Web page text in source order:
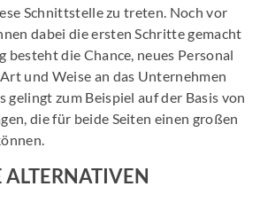
Schnittstelle zu treten. Noch vor
dabei die ersten Schritte gemacht
besteht die Chance, neues Personal
und Weise an das Unternehmen
gelingt zum Beispiel auf der Basis von
die für beide Seiten einen großen
ALTERNATIVEN